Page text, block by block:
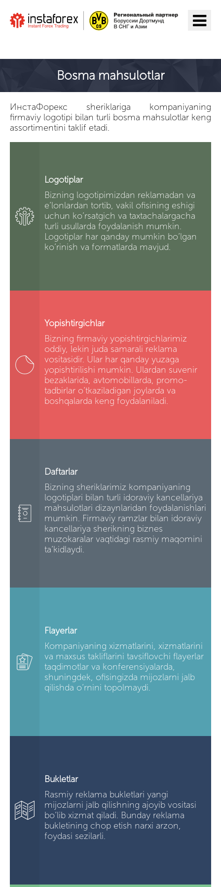
Bosma mahsulotlar
ИнстаФорекс sheriklariga kompaniyaning
firmaviy logotipi bilan turli bosma mahsulotlar keng
assortimentini taklif etadi.
Logotiplar
Bizning logotipimizdan reklamadan va
e’lonlardan tortib, vakil ofisining eshigi
uchun ko’rsatgich va taxtachalargacha
turli usullarda foydalanish mumkin.
Logotiplar har qanday mumkin bo’lgan
ko’rinish va formatlarda mavjud.
Yopishtirgichlar
Bizning firmaviy yopishtirgichlarimiz
oddiy, lekin juda samarali reklama
vositasidir. Ular har qanday yuzaga
yopishtirilishi mumkin. Ulardan suvenir
bezaklarida, avtomobillarda, promo-
tadbirlar o’tkaziladigan joylarda va
boshqalarda keng foydalaniladi.
Daftarlar
Bizning sheriklarimiz kompaniyaning
logotiplari bilan turli idoraviy kancellariya
mahsulotlari dizaynlaridan foydalanishlari
mumkin. Firmaviy ramzlar bilan idoraviy
kancellariya sherikning biznes
muzokaralar vaqtidagi rasmiy maqomini
ta’kidlaydi.
Flayerlar
Kompaniyaning xizmatlarini, xizmatlarini
va maxsus takliflarini tavsiflovchi flayerlar
taqdimotlar va konferensiyalarda,
shuningdek, ofisingizda mijozlarni jalb
qilishda o’rnini topolmaydi.
Bukletlar
Rasmiy reklama bukletlari yangi
mijozlarni jalb qilishning ajoyib vositasi
bo’lib xizmat qiladi. Bunday reklama
bukletining chop etish narxi arzon,
foydasi sezilarli.